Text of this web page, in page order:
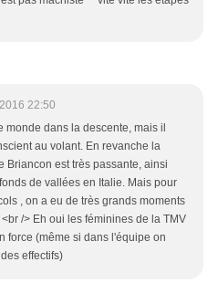
22:50
monde dans la descente, mais il
au volant. En revanche la
Briancon est très passante, ainsi
de vallées en Italie. Mais pour
, on a eu de très grands moments
/> Eh oui les féminines de la TMV
force (même si dans l'équipe on
effectifs)